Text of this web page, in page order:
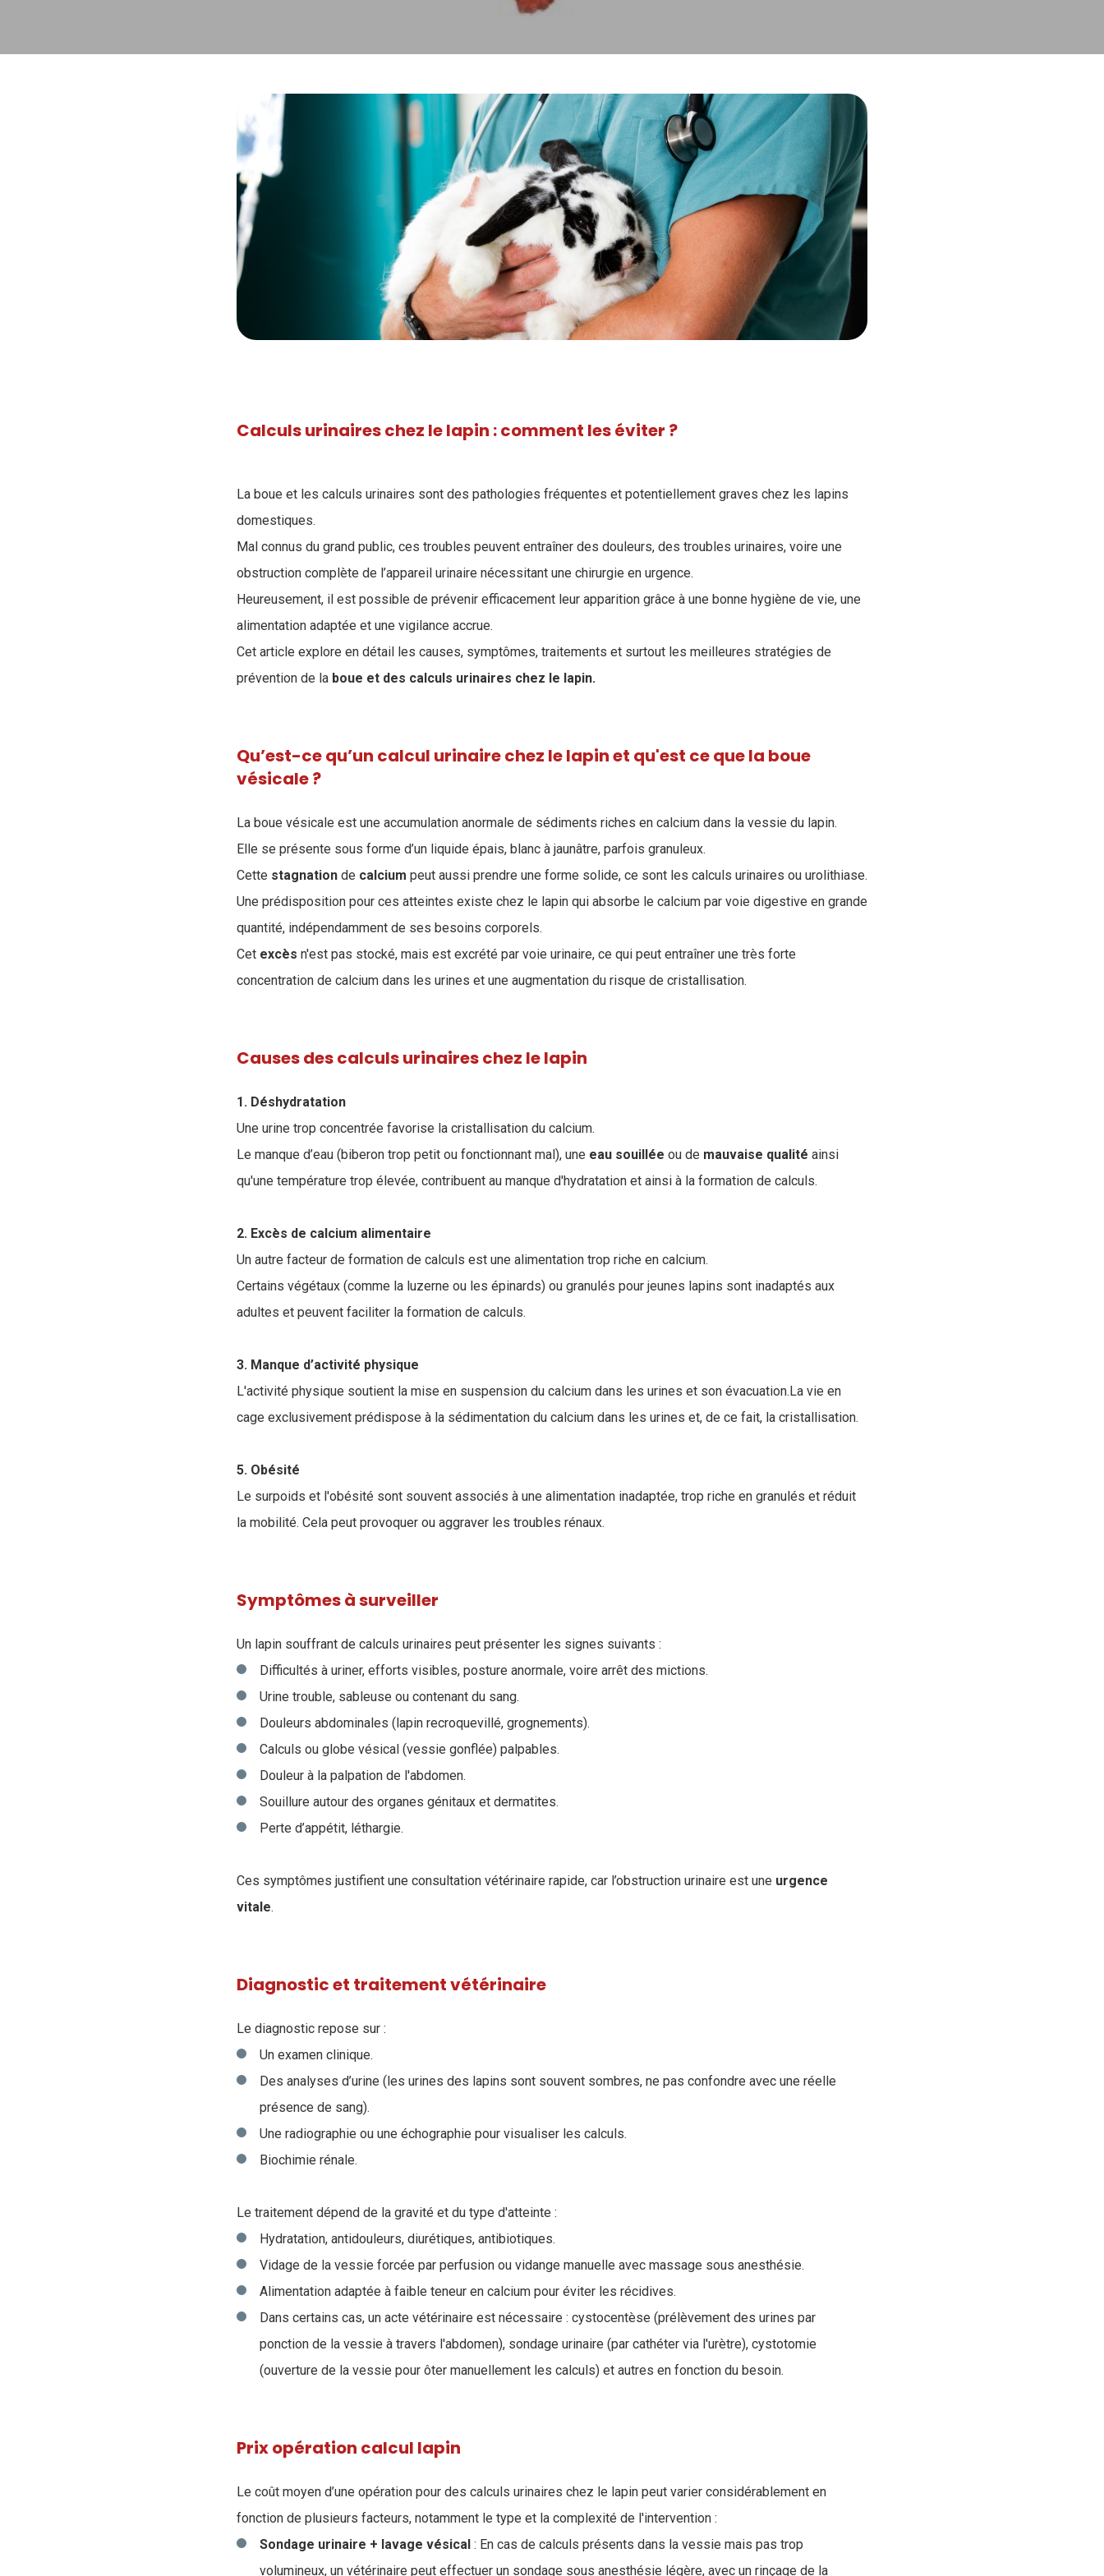
Calculs urinaires chez le lapin : comment les éviter ?
​La boue et les calculs urinaires sont des pathologies fréquentes et potentiellement graves chez les lapins
domestiques.
Mal connus du grand public, ces troubles peuvent entraîner des douleurs, des troubles urinaires, voire une
obstruction complète de l’appareil urinaire nécessitant une chirurgie en urgence.
Heureusement, il est possible de prévenir efficacement leur apparition grâce à une bonne hygiène de vie, une
alimentation adaptée et une vigilance accrue.
Cet article explore en détail les causes, symptômes, traitements et surtout les meilleures stratégies de
prévention de la boue et des calculs urinaires chez le lapin.
Qu’est-ce qu’un calcul urinaire chez le lapin et qu'est ce que la boue
vésicale ?
La boue vésicale est une accumulation anormale de sédiments riches en calcium dans la vessie du lapin.
Elle se présente sous forme d’un liquide épais, blanc à jaunâtre, parfois granuleux.
Cette stagnation de calcium peut aussi prendre une forme solide, ce sont les calculs urinaires ou urolithiase.
Une prédisposition pour ces atteintes existe chez le lapin qui absorbe le calcium par voie digestive en grande
quantité, indépendamment de ses besoins corporels.
Cet excès n'est pas stocké, mais est excrété par voie urinaire, ce qui peut entraîner une très forte
concentration de calcium dans les urines et une augmentation du risque de cristallisation.
Causes des calculs urinaires chez le lapin
1. Déshydratation
Une urine trop concentrée favorise la cristallisation du calcium.
Le manque d’eau (biberon trop petit ou fonctionnant mal), une eau souillée ou de mauvaise qualité ainsi
qu'une température trop élevée, contribuent au manque d'hydratation et ainsi à la formation de calculs.
2. Excès de calcium alimentaire
Un autre facteur de formation de calculs est une alimentation trop riche en calcium.
Certains végétaux (comme la luzerne ou les épinards) ou granulés pour jeunes lapins sont inadaptés aux
adultes et peuvent faciliter la formation de calculs.
3. Manque d’activité physique
L'activité physique soutient la mise en suspension du calcium dans les urines et son évacuation.La vie en
cage exclusivement prédispose à la sédimentation du calcium dans les urines et, de ce fait, la cristallisation.
5. Obésité
Le surpoids et l'obésité sont souvent associés à une alimentation inadaptée, trop riche en granulés et réduit
la mobilité. Cela peut provoquer ou aggraver les troubles rénaux.
Symptômes à surveiller
Un lapin souffrant de calculs urinaires peut présenter les signes suivants :
Difficultés à uriner, efforts visibles, posture anormale, voire arrêt des mictions.
Urine trouble, sableuse ou contenant du sang.
Douleurs abdominales (lapin recroquevillé, grognements).
Calculs ou globe vésical (vessie gonflée) palpables.
Douleur à la palpation de l'abdomen.
Souillure autour des organes génitaux et dermatites.
Perte d’appétit, léthargie.
Ces symptômes justifient une consultation vétérinaire rapide, car l’obstruction urinaire est une urgence
vitale.
Diagnostic et traitement vétérinaire
Le diagnostic repose sur :
Un examen clinique.
Des analyses d’urine (les urines des lapins sont souvent sombres, ne pas confondre avec une réelle
présence de sang).
Une radiographie ou une échographie pour visualiser les calculs.
Biochimie rénale.
Le traitement dépend de la gravité et du type d'atteinte :
Hydratation, antidouleurs, diurétiques, antibiotiques.
Vidage de la vessie forcée par perfusion ou vidange manuelle avec massage sous anesthésie.
Alimentation adaptée à faible teneur en calcium pour éviter les récidives.
Dans certains cas, un acte vétérinaire est nécessaire : cystocentèse (prélèvement des urines par
ponction de la vessie à travers l'abdomen), sondage urinaire (par cathéter via l'urètre), cystotomie
(ouverture de la vessie pour ôter manuellement les calculs) et autres en fonction du besoin.
Prix opération calcul lapin
Le coût moyen d’une opération pour des calculs urinaires chez le lapin peut varier considérablement en
fonction de plusieurs facteurs, notamment le type et la complexité de l'intervention :
Sondage urinaire + lavage vésical : En cas de calculs présents dans la vessie mais pas trop
volumineux, un vétérinaire peut effectuer un sondage sous anesthésie légère, avec un rinçage de la